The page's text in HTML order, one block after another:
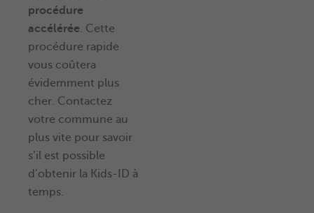
procédure
accélérée. Cette
procédure rapide
vous coûtera
évidemment plus
cher. Contactez
votre commune au
plus vite pour savoir
s’il est possible
d’obtenir la Kids-ID à
temps.